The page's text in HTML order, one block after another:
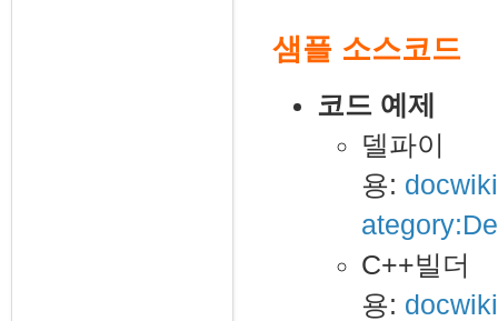
샘플 소스코드
코드 예제
델파이
용:
C++빌더
용: